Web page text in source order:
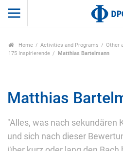
Home Activities and Programs
Other
175 Inspirierende
Matthias Bartelmann
Matthias
"Alles, was nach sekundären
und sich nach dieser